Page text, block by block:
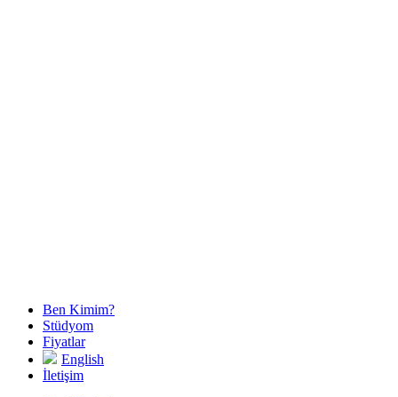
Ben Kimim?
Stüdyom
Fiyatlar
English
İletişim